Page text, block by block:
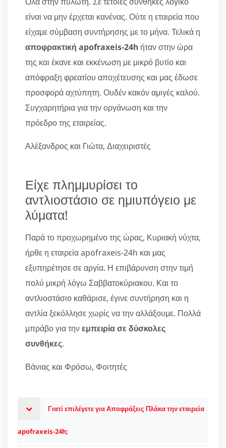
είναι να μην έρχεται κανένας. Ούτε η εταιρεία που
είχαμε σύμβαση συντήρησης με το μήνα. Τελικά η
αποφρακτική apofraxeis-24h ήταν στην ώρα
της και έκανε και εκκένωση με μικρό βυτίο και
απόφραξη φρεατίου αποχέτευσης και μας έδωσε
προσφορά αχτύπητη. Ουδέν κακόν αμιγές καλού.
Συγχαρητήρια για την οργάνωση και την
πρόεδρο της εταιρείας.
Αλέξανδρος και Γιώτα, Διαχειριστές
Είχε πλημμυρίσει το
αντλιοστάσιο σε ημιυπόγειο με
λύματα!
Παρά το προχωρημένο της ώρας, Κυριακή νύχτα,
ήρθε η εταιρεία apofraxeis-24h και μας
εξυπηρέτησε σε αργία. Η επιβάρυνση στην τιμή
πολύ μικρή λόγω Σαββατοκύριακου. Και το
αντλιοστάσιο καθάρισε, έγινε συντήρηση και η
αντλία ξεκόλλησε χωρίς να την αλλάξουμε. Πολλά
μπράβο για τηνεμπειρία σε δύσκολες
συνθήκες.
Βάνιας και Φρόσω, Φοιτητές
Γιατί επιλέγετε για Αποφράξεις Πλάκα την εταιρεία
apofraxeis-24h;